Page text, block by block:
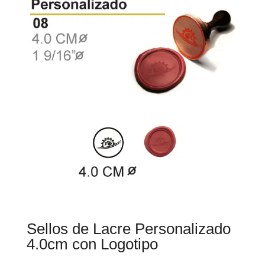
Sellos de Lacre Personalizado
4.0cm con Logotipo